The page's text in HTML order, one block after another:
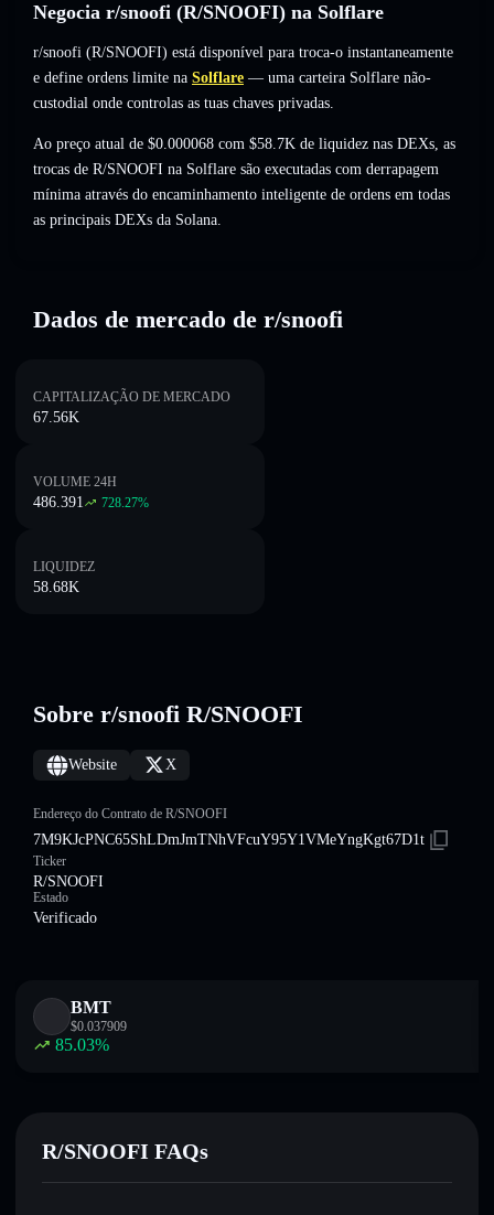
Negocia r/snoofi (R/SNOOFI) na Solflare
r/snoofi (R/SNOOFI) está disponível para troca-o instantaneamente
e define ordens limite na Solflare — uma carteira Solflare não-
custodial onde controlas as tuas chaves privadas.
Ao preço atual de $0.000068 com $58.7K de liquidez nas DEXs, as
trocas de R/SNOOFI na Solflare são executadas com derrapagem
mínima através do encaminhamento inteligente de ordens em todas
as principais DEXs da Solana.
Dados de mercado de r/snoofi
CAPITALIZAÇÃO DE MERCADO
67.56K
VOLUME 24H
486.391 728.27%
LIQUIDEZ
58.68K
Sobre r/snoofi R/SNOOFI
Website X
Endereço do Contrato de R/SNOOFI
7M9KJcPNC65ShLDmJmTNhVFcuY95Y1VMeYngKgt67D1t
Ticker
R/SNOOFI
Estado
Verificado
BMT
$0.037909
85.03%
R/SNOOFI FAQs